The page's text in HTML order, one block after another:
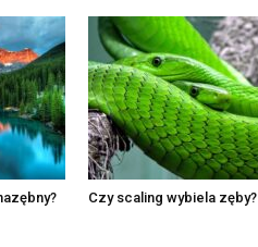
Czy scaling wybiela zęby?